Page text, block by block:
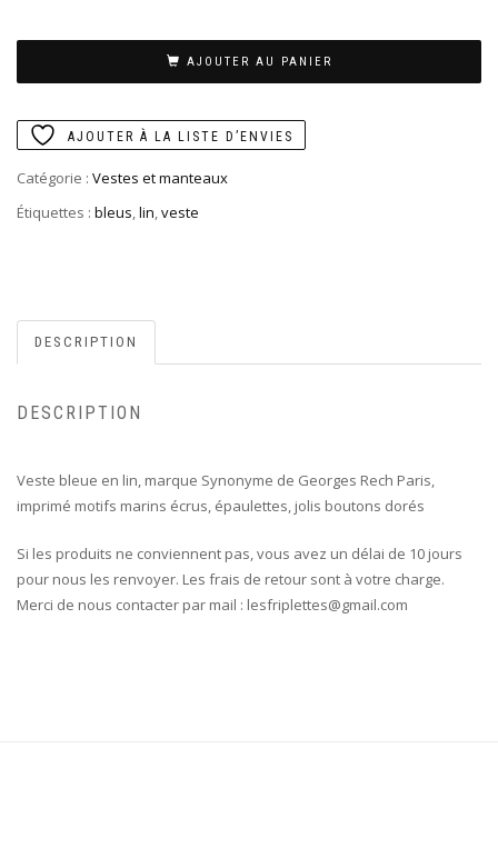
AJOUTER AU PANIER
AJOUTER À LA LISTE D’ENVIES
Catégorie : Vestes et manteaux
Étiquettes : bleus lin veste
DESCRIPTION
DESCRIPTION
Veste bleue en lin, marque Synonyme de Georges Rech Paris,
imprimé motifs marins écrus, épaulettes, jolis boutons dorés
Si les produits ne conviennent pas, vous avez un délai de 10 jours
pour nous les renvoyer. Les frais de retour sont à votre charge.
Merci de nous contacter par mail : lesfriplettes@gmail.com